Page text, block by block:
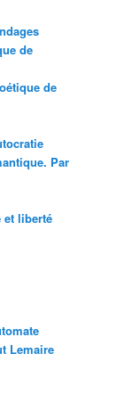
de
de
Par
et liberté
Lemaire